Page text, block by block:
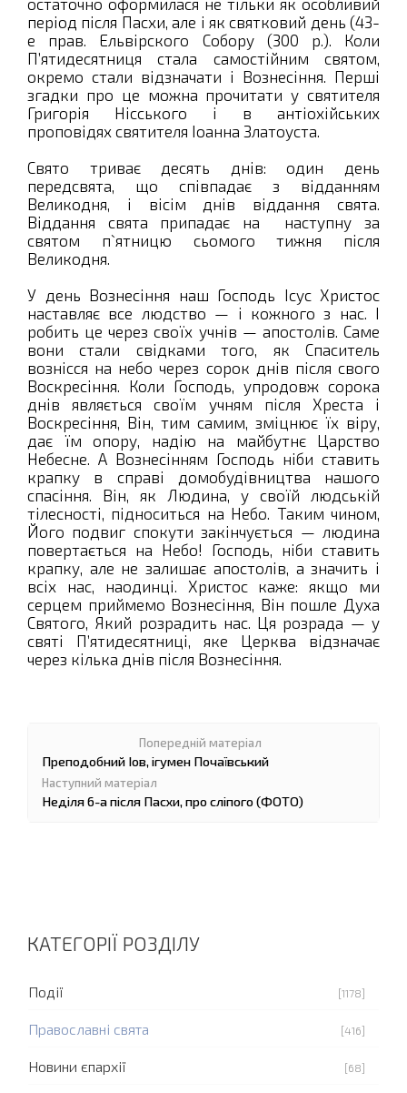
період після Пасхи, але і як святковий день (43-
е прав. Ельвірского Собору (300 р.). Коли
П’ятидесятниця стала самостійним святом,
окремо стали відзначати і Вознесіння. Перші
згадки про це можна прочитати у святителя
Григорія Нісського і в антіохійських
проповідях святителя Іоанна Златоуста.
Свято триває десять днів: один день
передсвята, що співпадає з відданням
Великодня, і вісім днів віддання свята.
Віддання свята припадає на наступну за
святом п`ятницю сьомого тижня після
Великодня.
У день Вознесіння наш Господь Ісус Христос
наставляє все людство — і кожного з нас. І
робить це через своїх учнів — апостолів. Саме
вони стали свідками того, як Спаситель
вознісся на небо через сорок днів після свого
Воскресіння. Коли Господь, упродовж сорока
днів являється своїм учням після Хреста і
Воскресіння, Він, тим самим, зміцнює їх віру,
дає їм опору, надію на майбутнє Царство
Небесне. А Вознесінням Господь ніби ставить
крапку в справі домобудівництва нашого
спасіння. Він, як Людина, у своїй людській
тілесності, підноситься на Небо. Таким чином,
Його подвиг спокути закінчується — людина
повертається на Небо! Господь, ніби ставить
крапку, але не залишає апостолів, а значить і
всіх нас, наодинці. Христос каже: якщо ми
серцем приймемо Вознесіння, Він пошле Духа
Святого, Який розрадить нас. Ця розрада — у
святі П’ятидесятниці, яке Церква відзначає
через кілька днів після Вознесіння.
Преподобний Іов, ігумен Почаївський
Неділя 6-а після Пасхи, про сліпого (ФОТО)
КАТЕГОРІЇ РОЗДІЛУ
Події [1178]
Православні свята [416]
Новини єпархії [68]